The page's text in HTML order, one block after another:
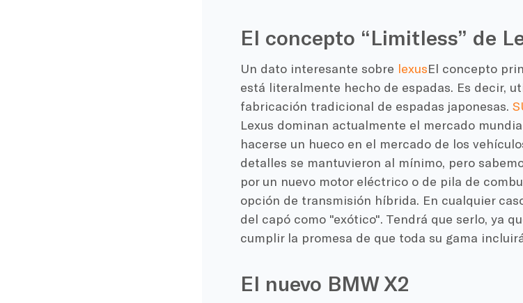
El concepto “Limitless” de
Un dato interesante sobre lexusEl concepto
está literalmente hecho de espadas. Es decir,
fabricación tradicional de espadas japonesas.
Lexus dominan actualmente el mercado
hacerse un hueco en el mercado de los
detalles se mantuvieron al mínimo, pero
por un nuevo motor eléctrico o de pila de
opción de transmisión híbrida. En cualquier
del capó como "exótico". Tendrá que serlo, ya
cumplir la promesa de que toda su gama
El nuevo BMW X2